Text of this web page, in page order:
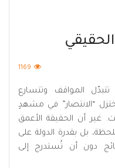
1169
المواقف وتتسارع
“الانتصار” في مشهدٍ
غير أن الحقيقة الأعمق
بل بقدرة الدولة على
دون أن تُستدرج إلى